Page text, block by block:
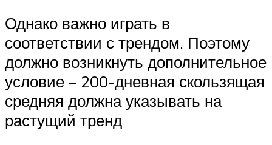
Однако важно играть в
соответствии с трендом. Поэтому
должно возникнуть дополнительное
условие – 200-дневная скользящая
средняя должна указывать на
растущий тренд